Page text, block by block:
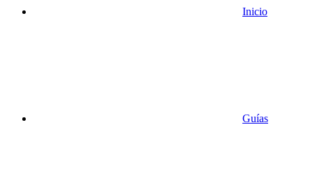
Inicio
Guías